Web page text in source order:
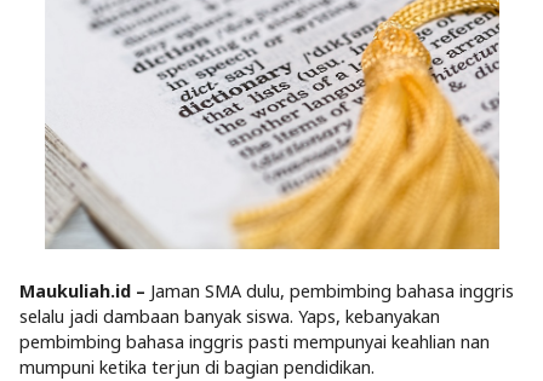
Maukuliah.id – Jaman SMA dulu, pembimbing bahasa inggris
selalu jadi dambaan banyak siswa. Yaps, kebanyakan
pembimbing bahasa inggris pasti mempunyai keahlian nan
mumpuni ketika terjun di bagian pendidikan.